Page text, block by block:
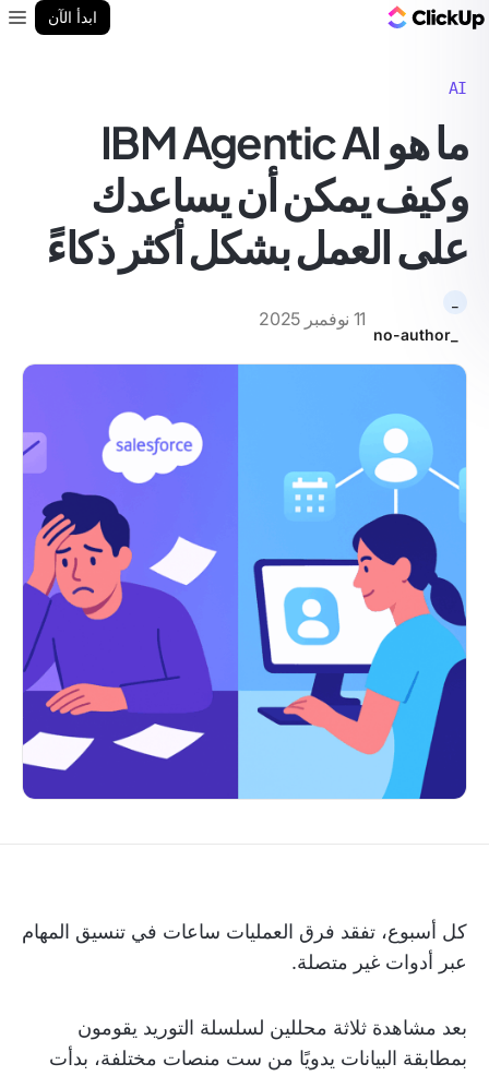
ابدأ الآن
AI
ما هو IBM Agentic AI
وكيف يمكن أن يساعدك
على العمل بشكل أكثر ذكاءً
11 نوفمبر 2025
كل أسبوع، تفقد فرق العمليات ساعات في تنسيق المهام
عبر أدوات غير متصلة.
بعد مشاهدة ثلاثة محللين لسلسلة التوريد يقومون
بمطابقة البيانات يدويًا من ست منصات مختلفة، بدأت